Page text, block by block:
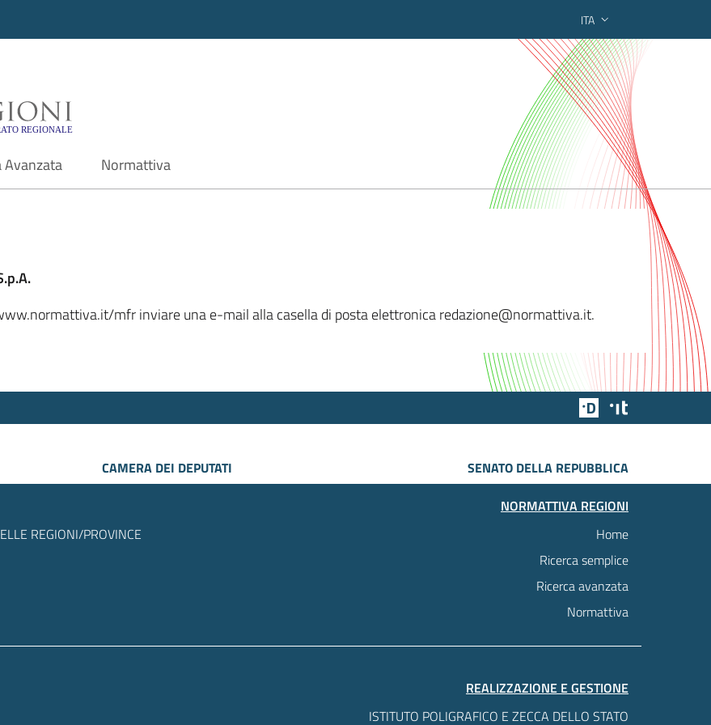
ITA
- Motore di ricerca federato regionale
Avanzata Normattiva
mfr inviare una e-mail alla casella di posta elettronica redazione@normattiva.it.
Team Digitale
CAMERA DEI DEPUTATI
SENATO DELLA REPUBBLICA
REGIONI/PROVINCE
NORMATTIVA REGIONI
Home
Ricerca semplice
Ricerca avanzata
Normattiva
REALIZZAZIONE E GESTIONE
ISTITUTO POLIGRAFICO E ZECCA DELLO STATO